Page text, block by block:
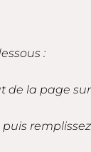
:
de la page